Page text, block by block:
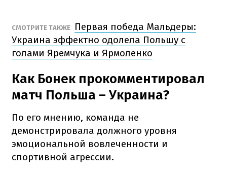
СМОТРИТЕ ТАКЖЕ
Первая победа Мальдеры:
Украина эффектно одолела Польшу с
голами Яремчука и Ярмоленко
Как Бонек прокомментировал
матч Польша – Украина?
По его мнению, команда не
демонстрировала должного уровня
эмоциональной вовлеченности и
спортивной агрессии.